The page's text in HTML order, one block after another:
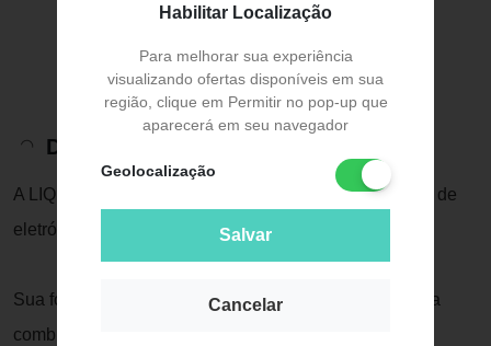
Habilitar Localização
Para melhorar sua experiência
visualizando ofertas disponíveis em sua
região, clique em Permitir no pop-up que
aparecerá em seu navegador
Geolocalização
Salvar
Cancelar
Descrição do Produto
A LIQUIDZ sabor Limonada Tropical é um suplemento de
eletrólitos desenvolvido para o dia a dia.
Sua fórmula reúne sódio, potássio e magnésio em uma
combinação prática e saborosa.